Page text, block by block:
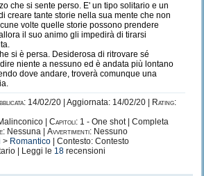
che si sente perso. E' un tipo solitario e un
creare tante storie nella sua mente che non
volte quelle storie possono prendere
il suo animo gli impedirà di tirarsi
si è persa. Desiderosa di ritrovare sé
niente a nessuno ed è andata più lontano
dove andare, troverà comunque una
14/02/20 | Aggiornata: 14/02/20 |
Rating:
| Capitoli: 1 - One shot | Completa
Nessuna | Avvertimenti: Nessuno
> Romantico | Contesto: Contesto
| Leggi le 18 recensioni